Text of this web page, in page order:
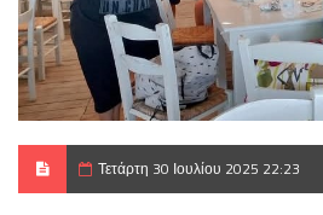
Τετάρτη 30 Ιουλίου 2025 22:23